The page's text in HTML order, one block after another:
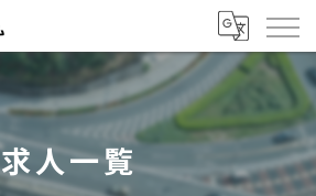
求人一覧